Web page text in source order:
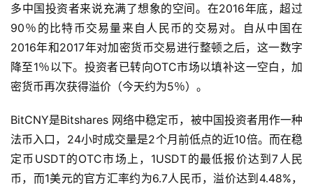
多中国投资者来说充满了想象的空间。在2016年底，超过
90％的比特币交易量来自人民币的交易对。自从中国在
2016年和2017年对加密货币交易进行整顿之后，这一数字
降至1％以下。投资者已转向OTC市场以填补这一空白，加
密货币再次获得溢价（今天约为5％）。
BitCNY是Bitshares 网络中稳定币，被中国投资者用作一种
法币入口，24小时成交量是2个月前低点的近10倍。而在稳
定币USDT的OTC市场上，1USDT的最低报价达到7人民
币，而1美元的官方汇率约为6.7人民币，溢价达到4.48%，